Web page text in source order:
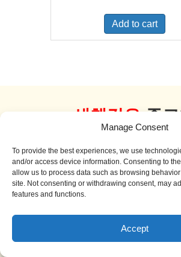
Manage Consent
To provide the best experiences, we use
and/or access device information. Consenting to
allow us to process data such as browsing
site. Not consenting or withdrawing consent, may
features and functions.
Accept
was:
$450.00.
is:
Add to cart
새책같은 중
Sale!